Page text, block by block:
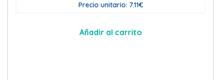
Precio unitario: 7.11€
Añadir al carrito